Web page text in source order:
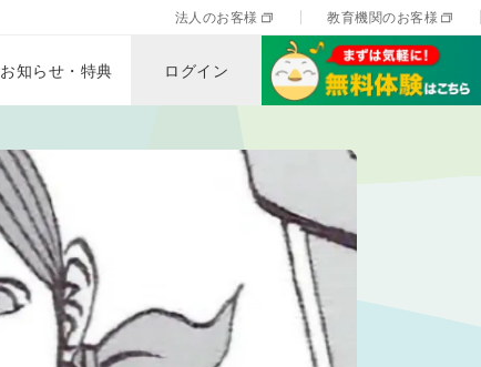
法人のお客様 教育機関のお客様
お知らせ・特典 ログイン